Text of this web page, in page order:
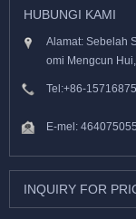
HUBUNGI KAMI
Alamat: Sebelah
omi Mengcun
Tel:+86-
E-mel:
INQUIRY FOR